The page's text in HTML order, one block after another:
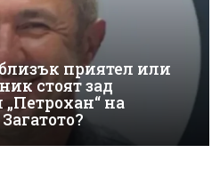
приятел или
стоят зад
„Петрохан“ на